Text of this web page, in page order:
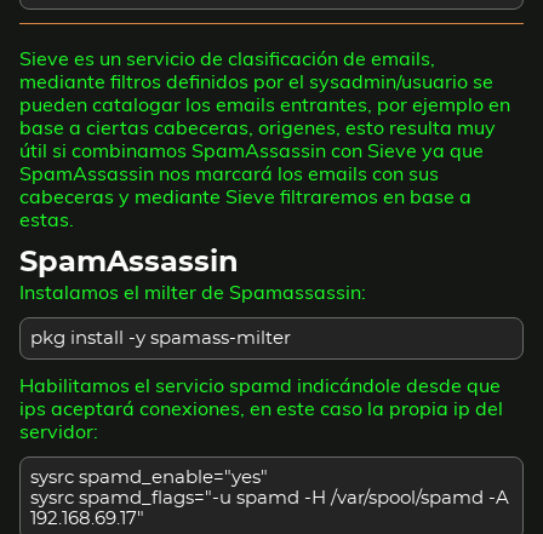
Sieve es un servicio de clasificación de emails,
mediante filtros definidos por el sysadmin/usuario se
pueden catalogar los emails entrantes, por ejemplo en
base a ciertas cabeceras, origenes, esto resulta muy
útil si combinamos SpamAssassin con Sieve ya que
SpamAssassin nos marcará los emails con sus
cabeceras y mediante Sieve filtraremos en base a
estas.
SpamAssassin
Instalamos el milter de Spamassassin:
pkg install -y spamass-milter
Habilitamos el servicio spamd indicándole desde que
ips aceptará conexiones, en este caso la propia ip del
servidor:
sysrc spamd_enable="yes"
sysrc spamd_flags="-u spamd -H /var/spool/spamd -A
192.168.69.17"